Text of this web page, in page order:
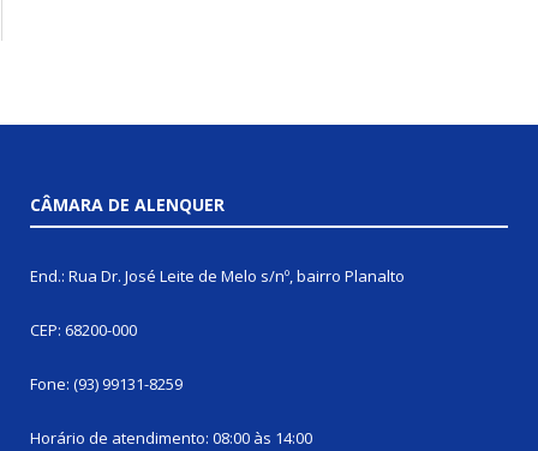
CÂMARA DE ALENQUER
End.: Rua Dr. José Leite de Melo s/nº, bairro Planalto
CEP: 68200-000
Fone: (93) 99131-8259
Horário de atendimento: 08:00 às 14:00